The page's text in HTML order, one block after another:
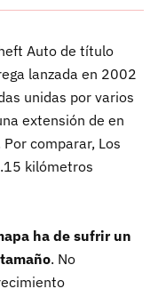
Auto de título
lanzada en 2002
unidas por varios
extensión de en
comparar, Los
kilómetros
ha de sufrir un
. No